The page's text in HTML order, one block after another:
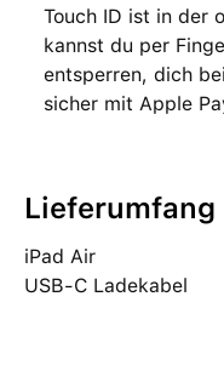
Touch ID ist in der
kannst du per
entsperren, dich
sicher mit Apple
Lieferumfang
iPad Air
USB‑C Ladekabel